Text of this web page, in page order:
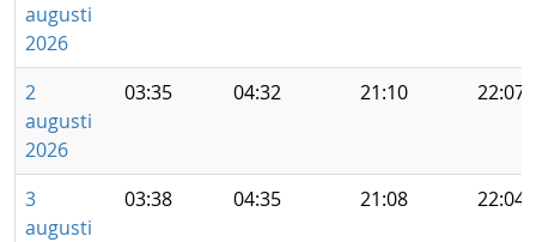
augusti
2026
2
augusti
2026
03:35 04:32 21:10 22:07
3
augusti
03:38 04:35 21:08 22:04